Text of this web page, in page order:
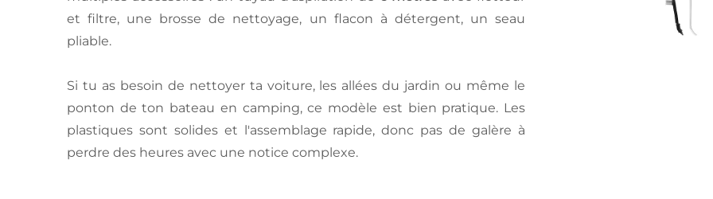
et filtre, une brosse de nettoyage, un flacon à détergent, un seau
pliable.
Si tu as besoin de nettoyer ta voiture, les allées du jardin ou même le
ponton de ton bateau en camping, ce modèle est bien pratique. Les
plastiques sont solides et l'assemblage rapide, donc pas de galère à
perdre des heures avec une notice complexe.